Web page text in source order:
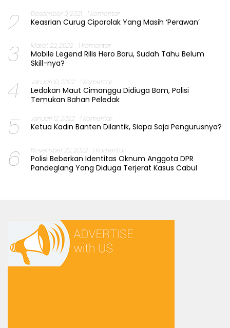
2 Desember 9, 2021 1 Komentar
Keasrian Curug Ciporolak Yang Masih ‘Perawan’
3 Maret 22, 2022 1 Komentar
Mobile Legend Rilis Hero Baru, Sudah Tahu Belum
Skill-nya?
4 Januari 10, 2022 1 Komentar
Ledakan Maut Cimanggu Didiuga Bom, Polisi
Temukan Bahan Peledak
5 Januari 12, 2022 1 Komentar
Ketua Kadin Banten Dilantik, Siapa Saja Pengurusnya?
6 November 22, 2022 1 Komentar
Polisi Beberkan Identitas Oknum Anggota DPR
Pandeglang Yang Diduga Terjerat Kasus Cabul